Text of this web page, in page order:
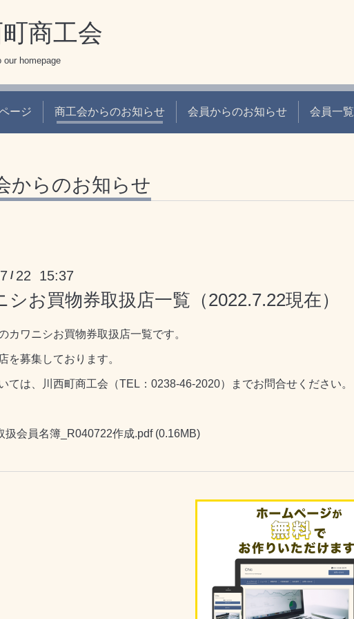
商工会
our homepage
ージ 商工会からのお知らせ 会員からのお知らせ 会員一覧
からのお知らせ
/ 22 15:37
シお買物券取扱店一覧（2022.7.22現在）
カワニシお買物券取扱店一覧です。
を募集しております。
ては、川西町商工会（TEL：0238-46-2020）までお問合せください。
扱会員名簿_R040722作成.pdf (0.16MB)